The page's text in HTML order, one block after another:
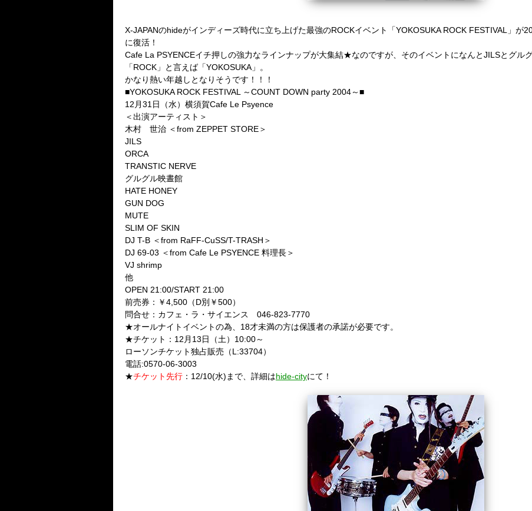
X-JAPANのhideがインディーズ時代に立ち上げた最強のROCKイベント「YOKOSUKA ROCK FESTIVAL」が
に復活！
Cafe La PSYENCEイチ押しの強力なラインナップが大集結★なのですが、そのイベントになんとJILSと グル
「ROCK」と言えば「YOKOSUKA」。
かなり熱い年越しとなりそうです！！！
■YOKOSUKA ROCK FESTIVAL ～COUNT DOWN party 2004～■
12月31日（水）横須賀Cafe Le Psyence
＜出演アーティスト＞
木村 世治 ＜from ZEPPET STORE＞
JILS
ORCA
TRANSTIC NERVE
グルグル映晝館
HATE HONEY
GUN DOG
MUTE
SLIM OF SKIN
DJ T-B ＜from RaFF-CuSS/T-TRASH＞
DJ 69-03 ＜from Cafe Le PSYENCE 料理長＞
VJ shrimp
他
OPEN 21:00/START 21:00
前売券：￥4,500（D別￥500）
問合せ：カフェ・ラ・サイエンス 046-823-7770
★オールナイトイベントの為、18才未満の方は保護者の承諾が必要です。
★チケット：12月13日（土）10:00～
ローソンチケット独占販売（L:33704）
電話:0570-06-3003
★チケット先行 ：12/10(水)まで、詳細はhide-cityにて！